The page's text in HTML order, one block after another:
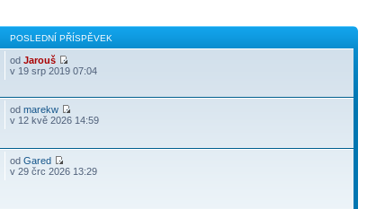
POSLEDNÍ PŘÍSPĚVEK
odJarouš
v 19 srp 2019 07:04
odmarekw
v 12 kvě 2026 14:59
odGared
v 29 črc 2026 13:29